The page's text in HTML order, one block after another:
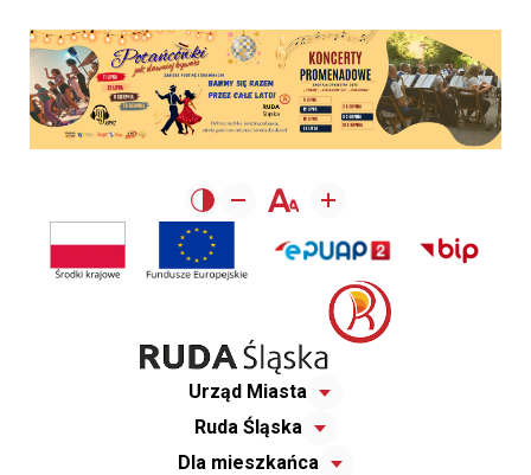
Urząd Miasta
Ruda Śląska
Dla mieszkańca